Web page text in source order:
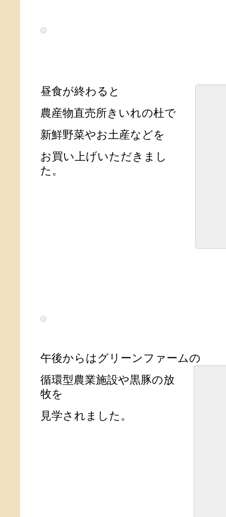
昼食が終わると
農産物直売所きいれの杜で
新鮮野菜やお土産などを
お買い上げいただきまし
た。
午後からはグリーンファームの
循環型農業施設や黒豚の放
牧を
見学されました。